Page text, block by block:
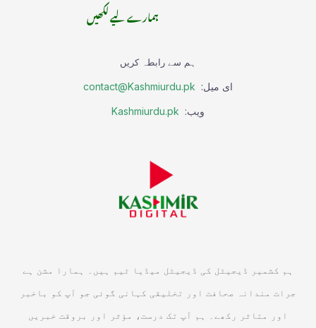
ہمارے لیے لکھیں
ہم سے رابطہ کریں
ای میل: contact@Kashmiurdu.pk
ویب: Kashmiurdu.pk
ہم کشمیر ڈیجیٹل کی ڈیجیٹل میڈیا ٹیم ہیں۔ ہمارا مشن ہے
جرات مندانہ صحافت اور تخلیقی کہانی گوئی جو آپ کو باخبر
اور متاثر رکھے۔ ہم آپ تک درست، مؤثر اور بروقت خبریں